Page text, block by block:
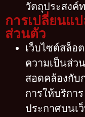
วัตถุประสงค์
การเปลี่ยนแ
ส่วนตัว
เว็บไซต์สล็อ
ความเป็นส่ว
สอดคล้องกับ
การให้บริกา
ประกาศบนเ